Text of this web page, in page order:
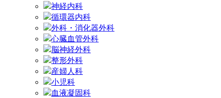
神経内科
循環器内科
外科・消化器外科
心臓血管外科
脳神経外科
整形外科
産婦人科
小児科
血液凝固科